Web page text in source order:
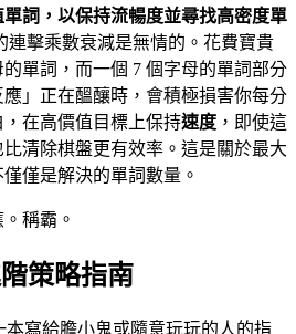
詞，以保持流暢度並尋找高密度單
連擊乘數衰減是無情的。花費寶貴
單詞，而一個 7 個字母的單詞部分
」正在醞釀時，會積極損害你每分
在高價值目標上保持速度 ，即使這
清除棋盤更有效率。這是關於最大
僅僅是解決的單詞數量。
稱霸。
策略指南
本寫給膽小鬼或隨意玩玩的人的指